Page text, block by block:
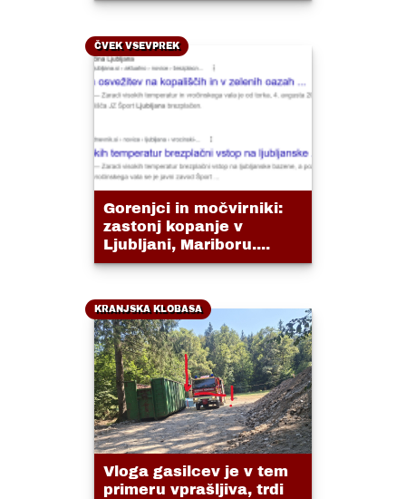
ČVEK VSEVPREK
Gorenjci in močvirniki:
zastonj kopanje v
Ljubljani, Mariboru....
KRANJSKA KLOBASA
Vloga gasilcev je v tem
primeru vprašljiva, trdi